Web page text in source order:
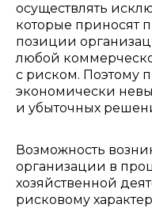
осуществлять
которые приносят
позиции
любой
с риском. Поэтому
экономически
и убыточных
Возможность
организации в
хозяйственной
рисковому